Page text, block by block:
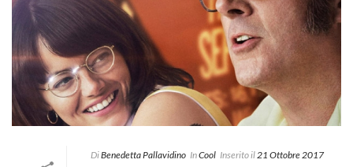
DiBenedetta Pallavidino InCool Inserito il 21 Ottobre 2017